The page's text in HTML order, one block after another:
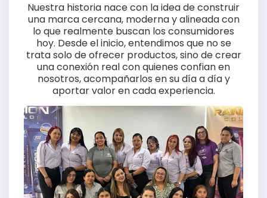
Nuestra historia nace con la idea de construir
una marca cercana, moderna y alineada con
lo que realmente buscan los consumidores
hoy. Desde el inicio, entendimos que no se
trata solo de ofrecer productos, sino de crear
una conexión real con quienes confian en
nosotros, acompañarlos en su día a día y
aportar valor en cada experiencia.